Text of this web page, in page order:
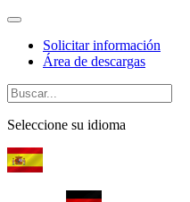
Solicitar información
Área de descargas
Seleccione su idioma